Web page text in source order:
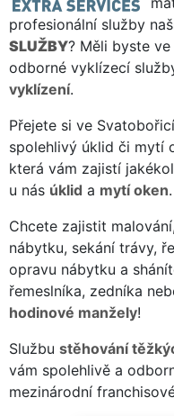
profesionální služby
SLUŽBY? Měli byste
odborné vyklízecí
vyklízení.
Přejete si ve
spolehlivý úklid či mytí
která vám zajistí
u nás úklid a mytí oken.
Chcete zajistit
nábytku, sekání trávy,
opravu nábytku a
řemeslníka, zedníka
hodinové manžely!
Službu stěhování
vám spolehlivě a
mezinárodní